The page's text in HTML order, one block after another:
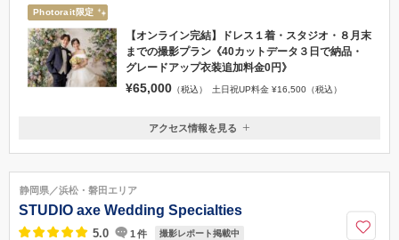
Photorait限定
【オンライン完結】ドレス１着・スタジオ・８月末
までの撮影プラン《40カットデータ３日で納品・
グレードアップ衣装追加料金0円》
¥65,000 （税込） 土日祝UP料金 ¥16,500（税込）
静岡県浜松市中区和合町193-58
州鉄道「曳馬駅」から車で約10分
アクセス情報を見る
静岡県／浜松・磐田エリア
STUDIO axe Wedding Specialties
5.0 1 件 撮影レポート掲載中